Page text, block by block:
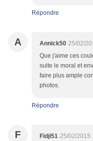
Répondre
A Annick50 25/02/
Que j'aime ces
suite le moral et
faire plus ample
photos.
Répondre
F Fidji51 25/02/2015